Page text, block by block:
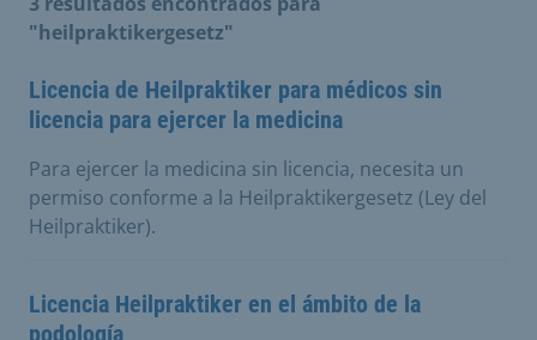
"heilpraktikergesetz"
Licencia de Heilpraktiker para médicos sin
licencia para ejercer la medicina
Para ejercer la medicina sin licencia, necesita un
permiso conforme a la Heilpraktikergesetz (Ley del
Heilpraktiker).
Licencia Heilpraktiker en el ámbito de la
podología